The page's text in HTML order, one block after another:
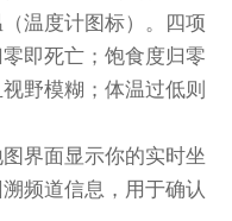
温度计图标）。四项
即死亡；饱食度归零
野模糊；体温过低则
界面显示你的实时坐
频道信息，用于确认